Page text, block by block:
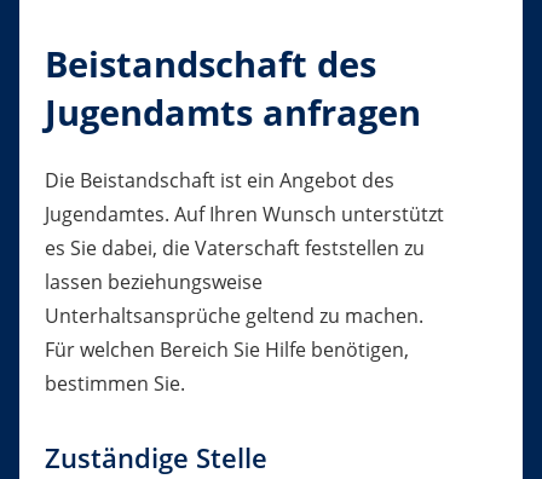
Beistandschaft des
Jugendamts anfragen
Die Beistandschaft ist ein Angebot des
Jugendamtes. Auf Ihren Wunsch unterstützt
es Sie dabei, die Vaterschaft feststellen zu
lassen beziehungsweise
Unterhaltsansprüche geltend zu machen.
Für welchen Bereich Sie Hilfe benötigen,
bestimmen Sie.
Zuständige Stelle